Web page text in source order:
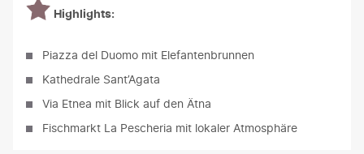
Highlights:
Piazza del Duomo mit Elefantenbrunnen
Kathedrale Sant’Agata
Via Etnea mit Blick auf den Ätna
Fischmarkt La Pescheria mit lokaler Atmosphäre